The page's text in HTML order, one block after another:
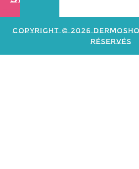
Copyright © 2026
Réservés